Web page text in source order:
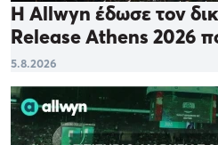
Η Allwyn έδωσε τον
Release Athens 2026
5.8.2026